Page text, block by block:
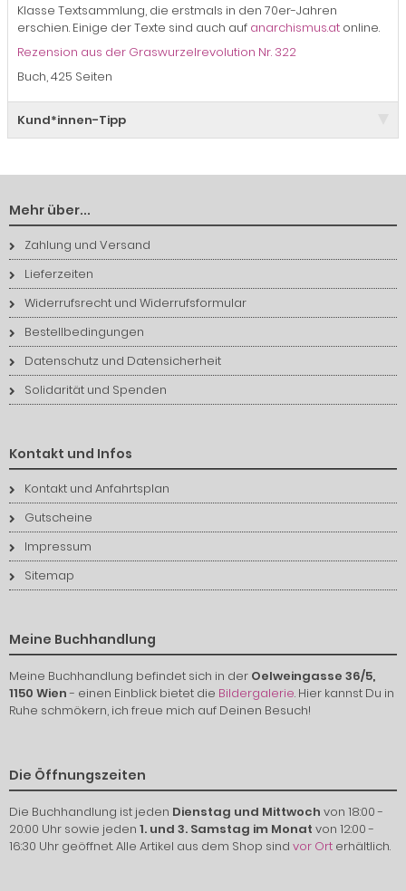
Klasse Textsammlung, die erstmals in den 70er-Jahren
erschien. Einige der Texte sind auch auf anarchismus.at online.
Rezension aus der Graswurzelrevolution Nr. 322
Buch, 425 Seiten
Kund*innen-Tipp
Mehr über...
Zahlung und Versand
Lieferzeiten
Widerrufsrecht und Widerrufsformular
Bestellbedingungen
Datenschutz und Datensicherheit
Solidarität und Spenden
Kontakt und Infos
Kontakt und Anfahrtsplan
Gutscheine
Impressum
Sitemap
Meine Buchhandlung
Meine Buchhandlung befindet sich in der Oelweingasse 36/5,
1150 Wien- einen Einblick bietet die Bildergalerie. Hier kannst Du in
Ruhe schmökern, ich freue mich auf Deinen Besuch!
Die Öffnungszeiten
Die Buchhandlung ist jeden Dienstag und Mittwoch von 18:00 -
20:00 Uhr sowie jeden 1. und 3. Samstag im Monat von 12:00 -
16:30 Uhr geöffnet. Alle Artikel aus dem Shop sind vor Ort erhältlich.